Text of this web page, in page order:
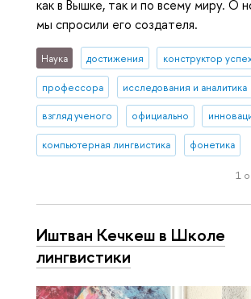
как в Вышке, так и по всему миру. О
мы спросили его создателя.
Наука достижения конструктор
профессора исследования и аналитика
взгляд ученого официально
компьютерная лингвистика фонетика
1
Иштван Кечкеш в Школе
лингвистики